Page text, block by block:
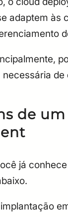
adaptem às
de
de
já